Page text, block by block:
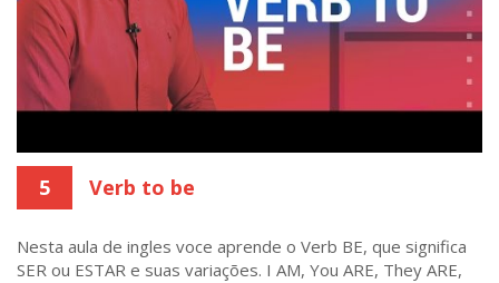
5 Verb to be
Nesta aula de ingles voce aprende o Verb BE, que significa
SER ou ESTAR e suas variações. I AM, You ARE, They ARE,